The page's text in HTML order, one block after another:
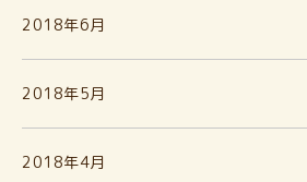
2018年6月
2018年5月
2018年4月